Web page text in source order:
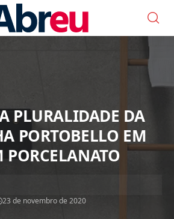
PLURALIDADE DA
PORTOBELLO EM
PORCELANATO
23 de novembro de 2020